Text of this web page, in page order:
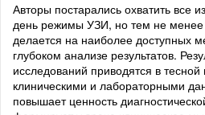
Авторы постарались охватить все
день режимы УЗИ, но тем не менее
делается на наиболее доступных
глубоком анализе результатов.
исследований приводятся в
клиническими и лабораторными
повышает ценность